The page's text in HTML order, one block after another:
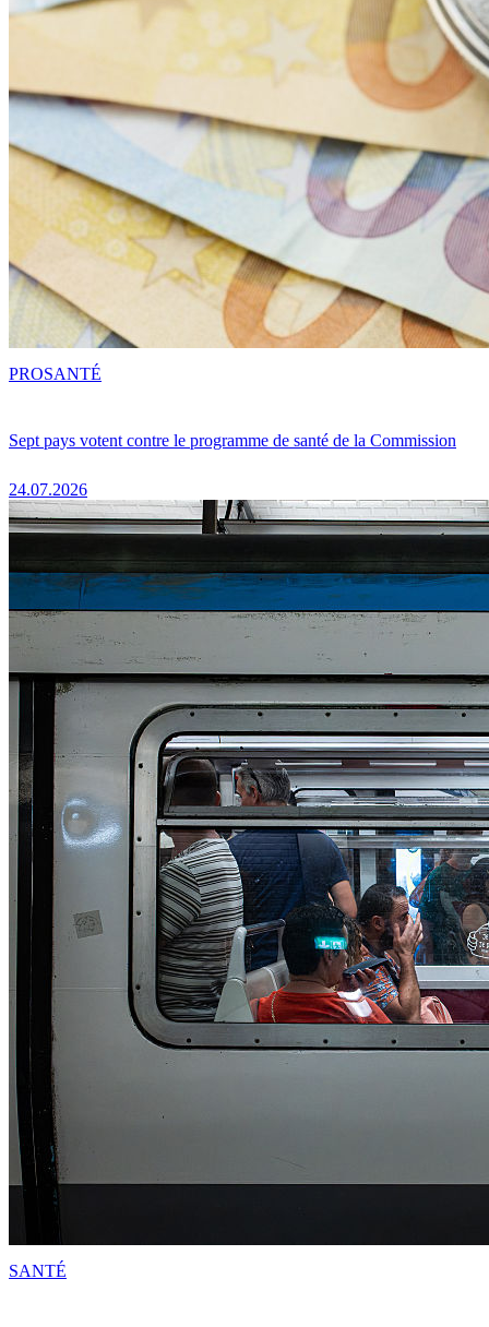
Sept pays votent contre le programme de santé de la Commission
24.07.2026
PROSANTÉ
SANTÉ